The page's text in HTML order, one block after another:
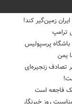
زمین‌گیر کند!
ترامپ
پرسپولیس
یمن
یک فاجعه است
روز خبرنگار